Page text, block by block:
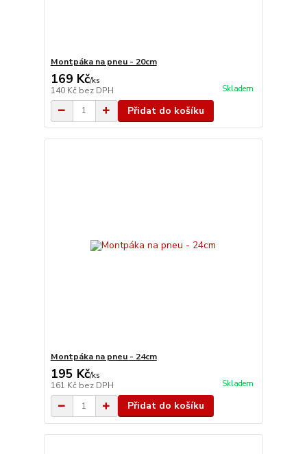
Montpáka na pneu - 20cm
169 Kč/ks
140 Kč bez DPH Skladem
Přidat do košíku
Montpáka na pneu - 24cm
195 Kč/ks
161 Kč bez DPH Skladem
Přidat do košíku